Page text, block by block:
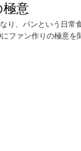
意
り、パンという日常
ファン作りの極意を